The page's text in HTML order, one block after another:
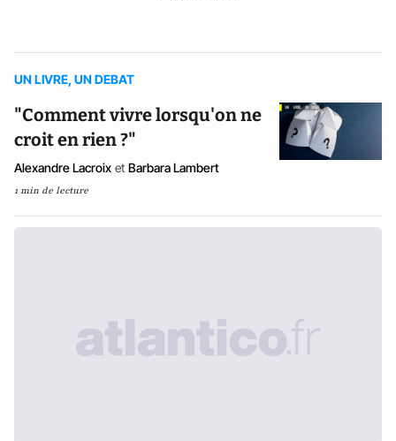
UN LIVRE, UN DEBAT
"Comment vivre lorsqu'on ne
croit en rien ?"
Alexandre Lacroix et Barbara Lambert
1 min de lecture